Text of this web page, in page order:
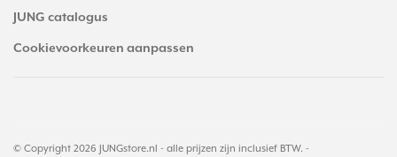
JUNG catalogus
Cookievoorkeuren aanpassen
© Copyright 2026 JUNGstore.nl - alle prijzen zijn inclusief BTW. -